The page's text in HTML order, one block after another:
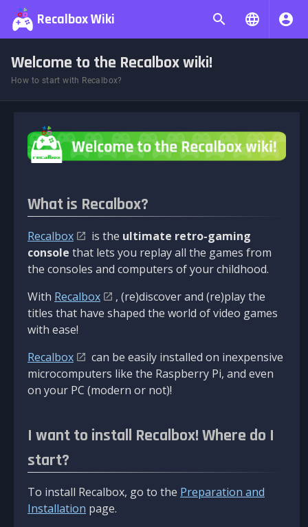
Recalbox Wiki
Welcome to the Recalbox wiki!
How to start with Recalbox?
What is Recalbox?
Recalbox is the ultimate retro-gaming
console that lets you replay all the games from
the consoles and computers of your childhood.
With Recalbox
, (re)discover and (re)play the
titles that have shaped the world of video games
with ease!
Recalbox
can be easily installed on inexpensive
microcomputers like the Raspberry Pi, and even
on your PC (modern or not)!
I want to install Recalbox! Where do I
start?
To install Recalbox, go to the Preparation and
Installation page.